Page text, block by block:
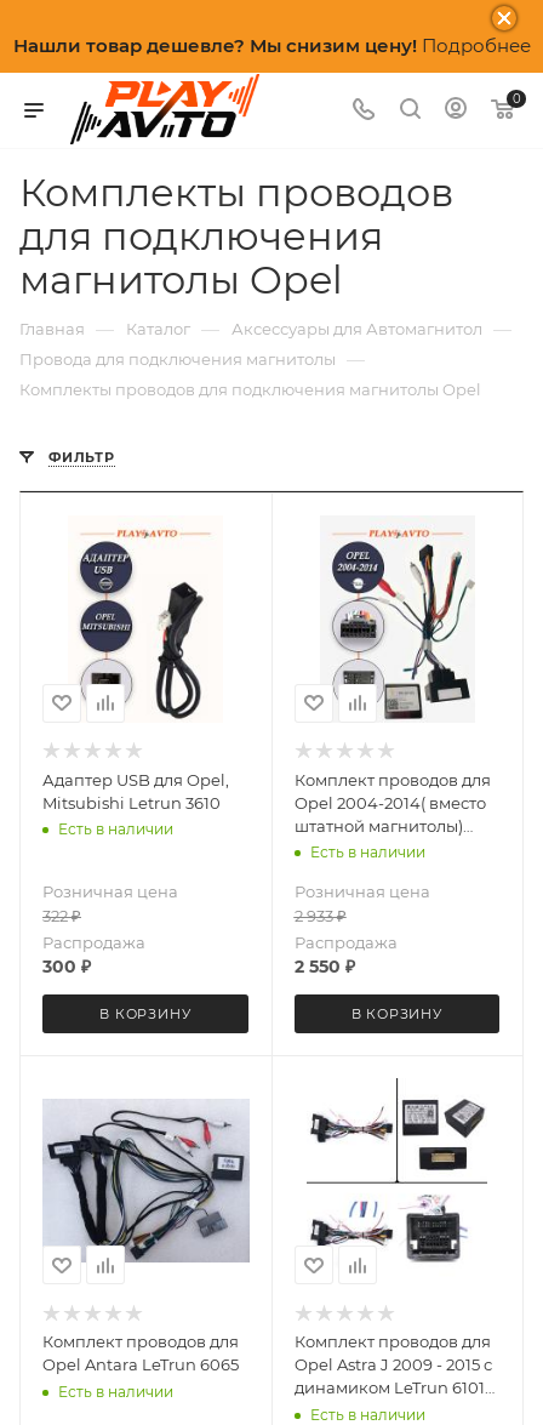
Нашли товар дешевле? Мы снизим цену! Подробнее
0
Комплекты проводов
для подключения
магнитолы Opel
Главная — Каталог — Аксессуары для Автомагнитол —
Провода для подключения магнитолы —
Комплекты проводов для подключения магнитолы Opel
ФИЛЬТР
Адаптер USB для Opel,
Mitsubishi Letrun 3610
Есть в наличии
Розничная цена
322₽
Распродажа
300 ₽
В КОРЗИНУ
Комплект проводов для
Opel 2004-2014( вместо
штатной магнитолы)
LeTrun 4514
Есть в наличии
Розничная цена
2 933₽
Распродажа
2 550 ₽
В КОРЗИНУ
Комплект проводов для
Opel Antara LeTrun 6065
Есть в наличии
Комплект проводов для
Opel Astra J 2009 - 2015 с
динамиком LeTrun 6101
++ Есть в наличии